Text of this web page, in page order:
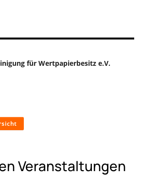
für Wertpapierbesitz e.V.
Veranstaltungen